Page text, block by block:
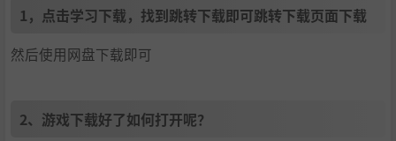
1，点击学习下载，找到跳转下载即可跳转下载页面下载
然后使用网盘下载即可
2、游戏下载好了如何打开呢？